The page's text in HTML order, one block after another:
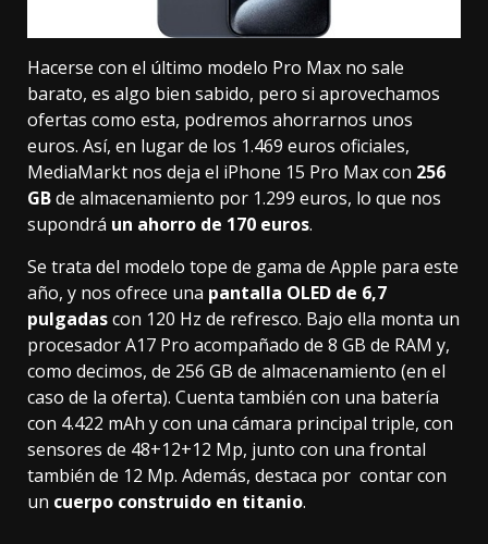
Hacerse con el último modelo Pro Max no sale
barato, es algo bien sabido, pero si aprovechamos
ofertas como esta, podremos ahorrarnos unos
euros. Así, en lugar de los 1.469 euros oficiales,
MediaMarkt nos deja el iPhone 15 Pro Max con 256
GBde almacenamiento por 1.299 euros, lo que nos
supondrá un ahorro de 170 euros.
Se trata del modelo tope de gama de Apple para este
año, y nos ofrece una pantalla OLED de 6,7
pulgadascon 120 Hz de refresco. Bajo ella monta un
procesador A17 Pro acompañado de 8 GB de RAM y,
como decimos, de 256 GB de almacenamiento (en el
caso de la oferta). Cuenta también con una batería
con 4.422 mAh y con una cámara principal triple, con
sensores de 48+12+12 Mp, junto con una frontal
también de 12 Mp. Además, destaca por contar con
un cuerpo construido en titanio.